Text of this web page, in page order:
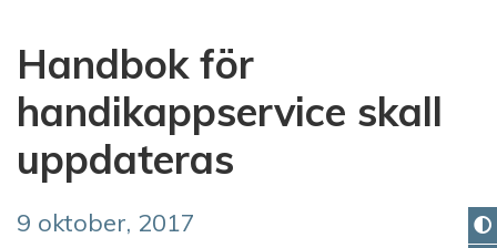
Handbok för
handikappservice skall
uppdateras
9 oktober, 2017